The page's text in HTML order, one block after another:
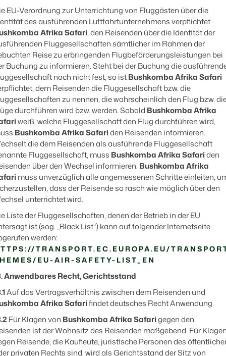
EU-Verordnung zur Unterrichtung von Fluggästen über die
des ausführenden Luftfahrtunternehmens verpflichtet
Afrika Safari, den Reisenden über die Identität der
Fluggesellschaften sämtlicher im Rahmen der
Reise zu erbringenden Flugbeförderungsleistungen bei
Buchung zu informieren. Steht bei der Buchung die
noch nicht fest, so istBushkomba Afrika Safari
dem Reisenden die Fluggesellschaft bzw. die
zu nennen, die wahrscheinlich den Flug bzw.
durchführen wird bzw. werden. Sobald Bushkomba Afrika
weiß, welche Fluggesellschaft den Flug durchführen wird,
Bushkomba Afrika Safariden Reisenden informieren.
die dem Reisenden als ausführende Fluggesellschaft
Fluggesellschaft, muss Bushkomba Afrika Safariden
über den Wechsel informieren. Bushkomba Afrika
muss unverzüglich alle angemessenen Schritte einleiten,
dass der Reisende so rasch wie möglich über den
unterrichtet wird.
Liste der Fluggesellschaften, denen der Betrieb in der EU
ist (sog. „Black List“) kann auf folgender Internetseite
werden:
TRANSPORT.EC.EUROPA.EU/
EU-AIR-SAFETY-LIST_EN
Anwendbares Recht, Gerichtsstand
Auf das Vertragsverhältnis zwischen dem Reisenden und
Afrika Safarifindet deutsches Recht Anwendung.
Für Klagen von Bushkomba Afrika Safarigegen den
ist der Wohnsitz des Reisenden maßgebend. Für
Reisende, die Kaufleute, juristische Personen des
privaten Rechts sind, wird als Gerichtsstand der Sitz von